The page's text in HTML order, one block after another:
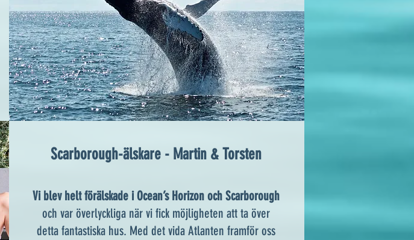
Scarborough-älskare - Martin & Torsten
​Vi blev helt förälskade i Ocean’s Horizon och Scarborough
och var överlyckliga när vi fick möjligheten att ta över
detta fantastiska hus. Med det vida Atlanten framför oss